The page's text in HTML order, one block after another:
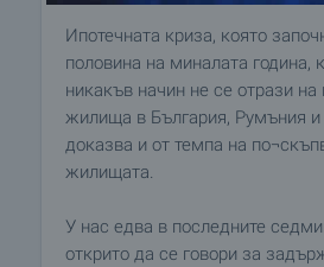
Ипотечната криза, която
половина на миналата година,
никакъв начин не се отрази на
жилища в България, Румъния и
доказва и от темпа на
жилищата.
У нас едва в последните
открито да се говори за